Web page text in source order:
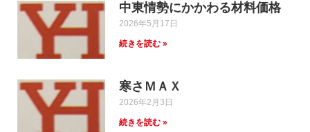
中東情勢にかかわる材料価格
2026年5月17日
続きを読む »
寒さＭＡＸ
2026年2月3日
続きを読む »